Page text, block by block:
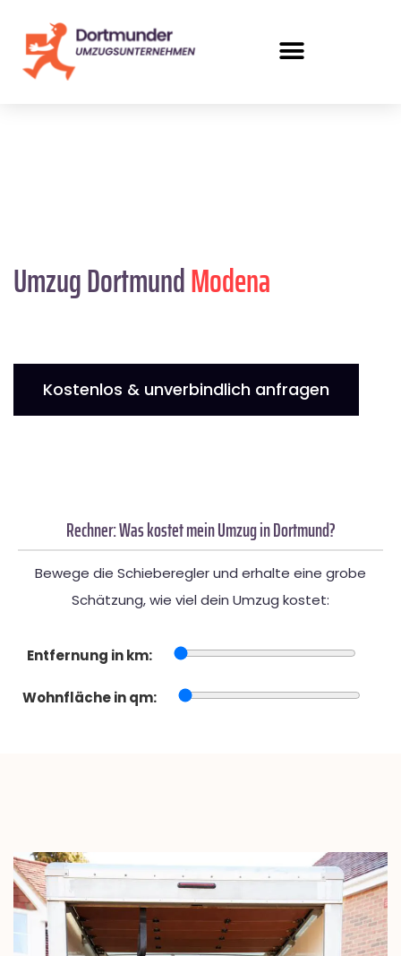
Umzug DortmundModena
Kostenlos & unverbindlich anfragen
Rechner: Was kostet mein Umzug in Dortmund?
Bewege die Schieberegler und erhalte eine grobe
Schätzung, wie viel dein Umzug kostet:
Entfernung in km:
Wohnfläche in qm: